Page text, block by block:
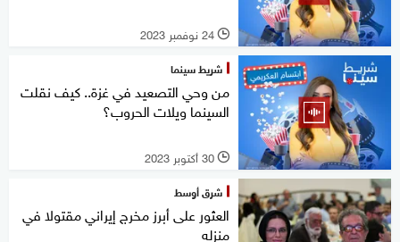
l 24 نوفمبر 2023
شريط سينما
من وحي التصعيد في غزة.. كيف نقلت
السينما ويلات الحروب؟
l 30 أكتوبر 2023
شرق أوسط
العثور على أبرز مخرج إيراني مقتولا في
منزله